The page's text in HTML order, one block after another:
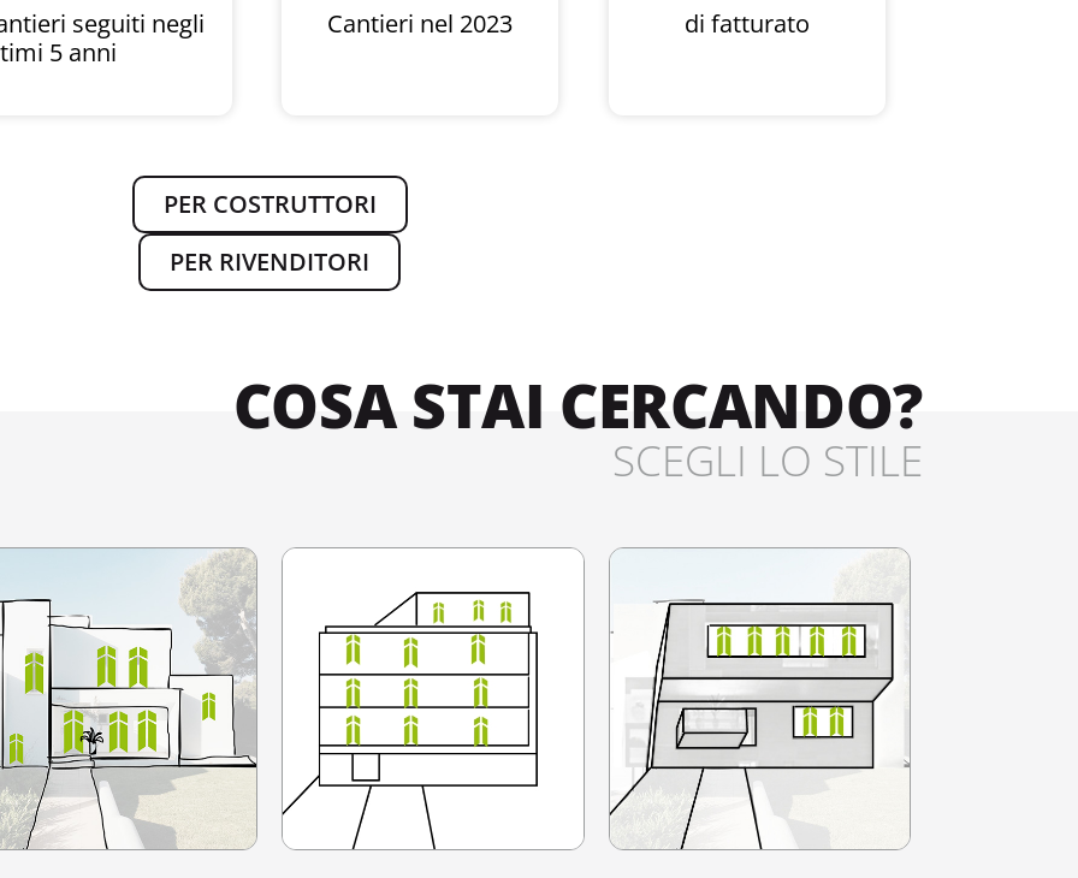
seguiti negli
5 anni
Cantieri nel 2023 di fatturato
PER COSTRUTTORI
PER RIVENDITORI
COSA STAI CERCANDO?
SCEGLI LO STILE